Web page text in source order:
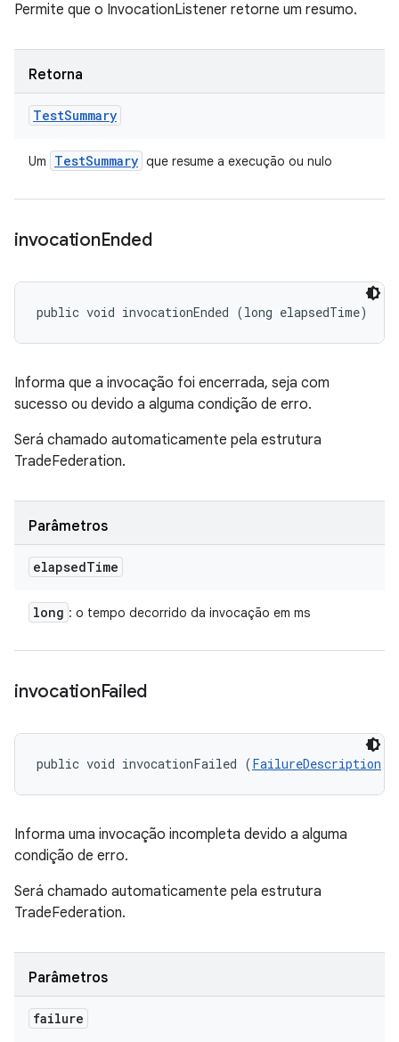
Permite que o InvocationListener retorne um resumo.
Retorna
TestSummary
Um TestSummary que resume a execução ou nulo
invocationEnded
public void invocationEnded (long elapsedTime)
Informa que a invocação foi encerrada, seja com
sucesso ou devido a alguma condição de erro.
Será chamado automaticamente pela estrutura
TradeFederation.
Parâmetros
elapsedTime
long : o tempo decorrido da invocação em ms
invocationFailed
public void invocationFailed (FailureDescription
Informa uma invocação incompleta devido a alguma
condição de erro.
Será chamado automaticamente pela estrutura
TradeFederation.
Parâmetros
failure